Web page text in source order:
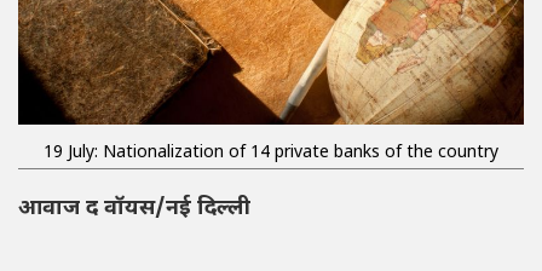
19 July: Nationalization of 14 private banks of the country
आवाज द वॉयस/नई दिल्ली